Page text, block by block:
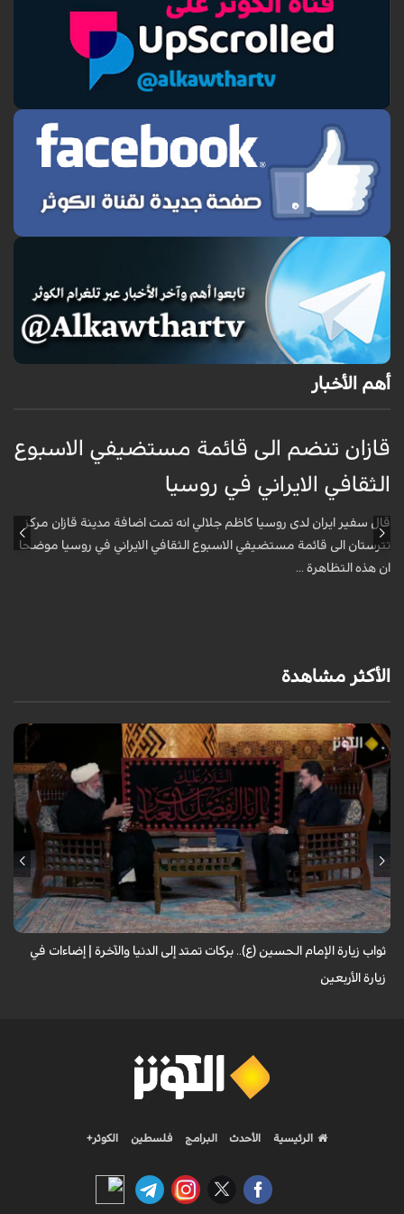
أهم الأخبار
قازان تنضم الى قائمة مستضيفي الاسبوع
الثقافي الايراني في روسيا
قال سفير ايران لدى روسيا كاظم جلالي انه تمت اضافة مدينة قازان مركز
تترستان الى قائمة مستضيفي الاسبوع الثقافي الايراني في روسيا موضحا
ان هذه التظاهرة ...
الأكثر مشاهدة
لا تقتصر زيارة الإمام الحسين (عليه السلام) على أداء شعيرةٍ إيمانية، بل تحمل
في طياتها ثوابًا عظيمًا وآثارًا مباركة تنعكس على حياة الزائر. فما هي النعم...
ثواب زيارة الإمام الحسين (ع).. بركات تمتد إلى الدنيا والآخرة | إضاءات في
زيارة الأربعين
الرئيسية الأحدث البرامج فلسطين الكوثر+